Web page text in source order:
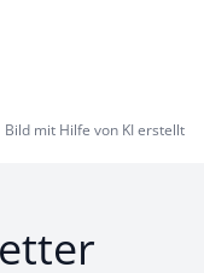
Bild mit Hilfe von KI erstellt